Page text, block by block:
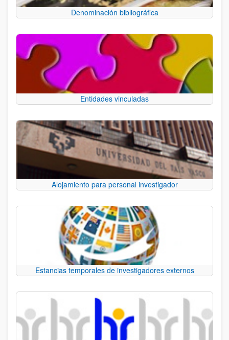
Denominación bibliográfica
Entidades vinculadas
Alojamiento para personal investigador
Estancias temporales de investigadores externos